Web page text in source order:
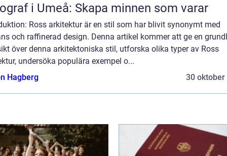
i Umeå: Skapa minnen som varar
Ross arkitektur är en stil som har blivit synonymt med
och raffinerad design. Denna artikel kommer att ge en
över denna arkitektoniska stil, utforska olika typer av Ross
undersöka populära exempel o...
Hagberg
30 oktober